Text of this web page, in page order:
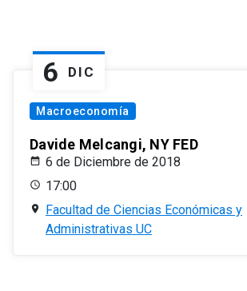
6 DIC
Macroeconomía
Davide Melcangi, NY FED
6 de Diciembre de 2018
17:00
Facultad de Ciencias Económicas y
Administrativas UC